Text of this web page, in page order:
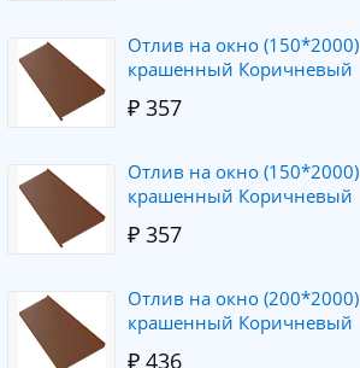
Отлив на окно (150*2000)
крашенный Коричневый
₽ 357
Отлив на окно (150*2000)
крашенный Коричневый
₽ 357
Отлив на окно (200*2000)
крашенный Коричневый
₽ 436